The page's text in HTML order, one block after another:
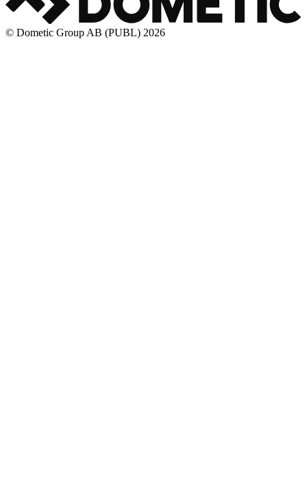
© Dometic Group AB (PUBL) 2026